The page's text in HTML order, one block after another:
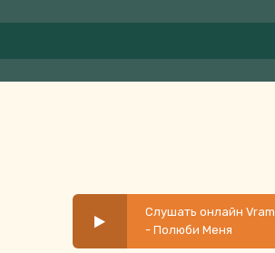
Слушать онлайн Vram
- Полюби Меня